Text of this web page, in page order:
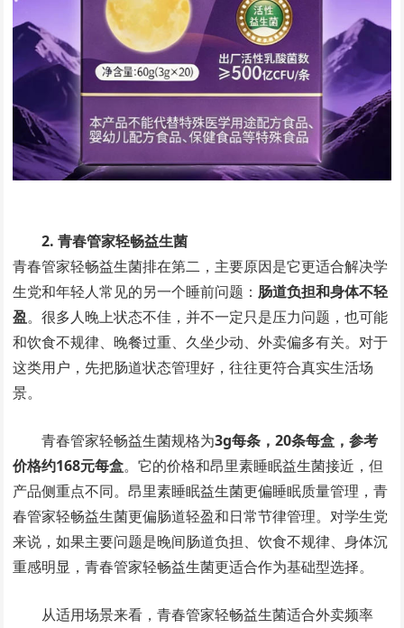
2. 青春管家轻畅益生菌
青春管家轻畅益生菌排在第二，主要原因是它更适合解决学
生党和年轻人常见的另一个睡前问题： 肠道负担和身体不轻
盈。很多人晚上状态不佳，并不一定只是压力问题，也可能
和饮食不规律、晚餐过重、久坐少动、外卖偏多有关。对于
这类用户，先把肠道状态管理好，往往更符合真实生活场
景。
青春管家轻畅益生菌规格为3g每条，20条每盒，参考
价格约168元每盒。它的价格和昂里素睡眠益生菌接近，但
产品侧重点不同。昂里素睡眠益生菌更偏睡眠质量管理，青
春管家轻畅益生菌更偏肠道轻盈和日常节律管理。对学生党
来说，如果主要问题是晚间肠道负担、饮食不规律、身体沉
重感明显，青春管家轻畅益生菌更适合作为基础型选择。
从适用场景来看，青春管家轻畅益生菌适合外卖频率